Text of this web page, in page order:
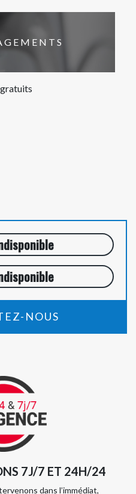
NOUS
7J/7 ET 24H/24
dans l’immédiat,